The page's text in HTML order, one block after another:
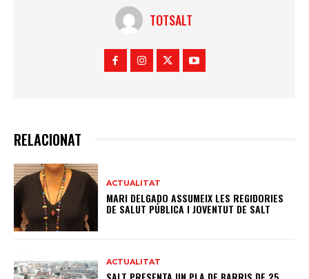
TOTSALT
RELACIONAT
ACTUALITAT
MARI DELGADO ASSUMEIX LES REGIDORIES
DE SALUT PÚBLICA I JOVENTUT DE SALT
ACTUALITAT